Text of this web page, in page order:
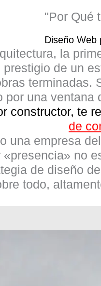
"Por Qué
Diseño Web
la
prestigio de un
terminadas.
por una ventana
constructor, te
de
una empresa
«presencia» no
de diseño
todo,